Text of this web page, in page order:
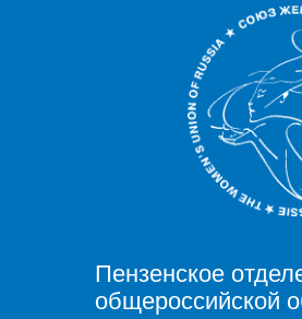
Пензенское
общероссийской